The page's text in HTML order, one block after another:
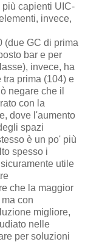
capienti UIC-
invece,
(due GC di prima
bar e per
invece, ha
prima (104) e
negare che il
con la
dove l'aumento
spazi
è un po' più
spesso i
utile
che la maggior
con
migliore,
nelle
per soluzioni